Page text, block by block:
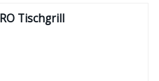
Tischgrill